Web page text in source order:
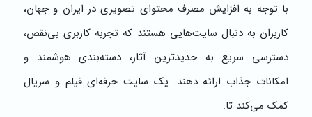
با توجه به افزایش مصرف محتوای تصویری در ایران و جهان،
کاربران به دنبال سایت‌هایی هستند که تجربه کاربری بی‌نقص،
دسترسی سریع به جدیدترین آثار، دسته‌بندی هوشمند و
امکانات جذاب ارائه دهند. یک سایت حرفه‌ای فیلم و سریال
کمک می‌کند تا: